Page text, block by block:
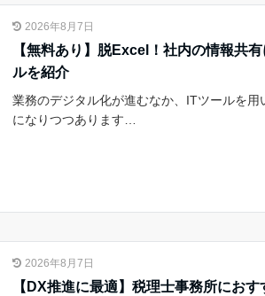
2026年8月7日
【無料あり】脱Excel！社内の情報共
ルを紹介
業務のデジタル化が進むなか、ITツールを用
になりつつあります…
2026年8月7日
【DX推進に最適】税理士事務所にお